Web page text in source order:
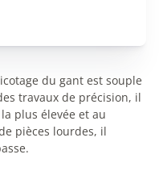
du gant est souple
travaux de précision, il
plus élevée et au
pièces lourdes, il